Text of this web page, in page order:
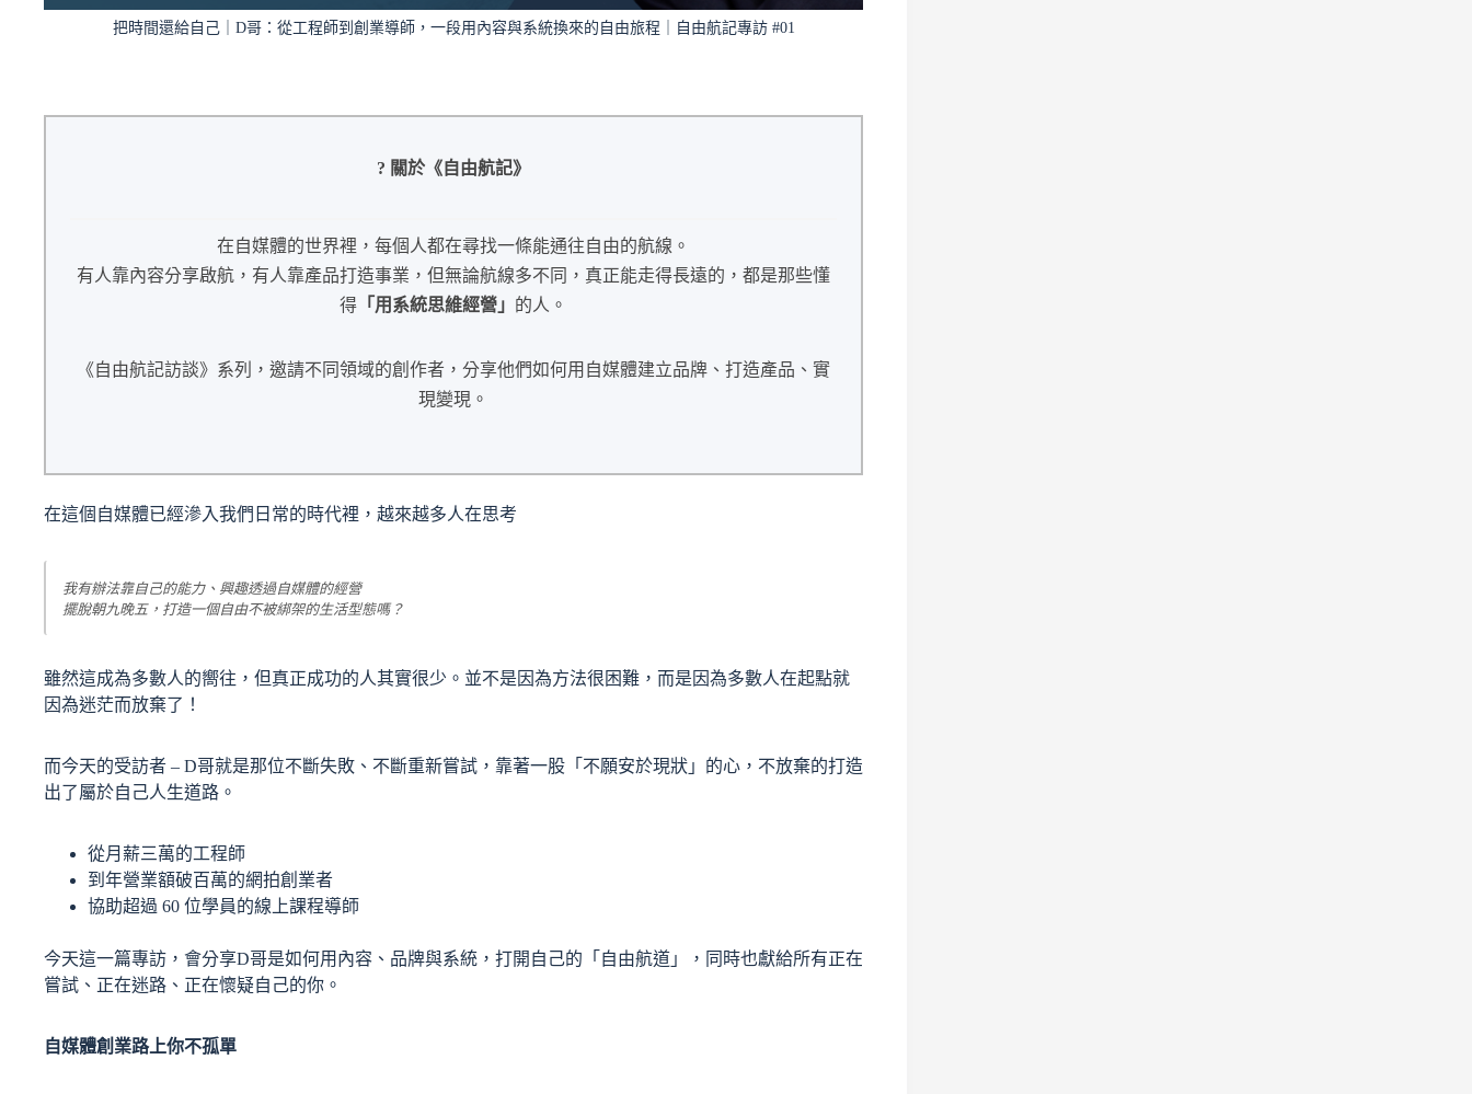
把時間還給自己｜D哥：從工程師到創業導師，一段用內容與系統換來的自由旅程｜自由航記專訪 #01
? 關於《自由航記》
在自媒體的世界裡，每個人都在尋找一條能通往自由的航線。
有人靠內容分享啟航，有人靠產品打造事業，但無論航線多不同，真正能走得長遠的，都是那些懂
得 「用系統思維經營」 的人。
《自由航記訪談》系列，邀請不同領域的創作者，分享他們如何用自媒體建立品牌、打造產品、實
現變現。
在這個自媒體已經滲入我們日常的時代裡，越來越多人在思考
我有辦法靠自己的能力、興趣透過自媒體的經營
擺脫朝九晚五，打造一個自由不被綁架的生活型態嗎？
雖然這成為多數人的嚮往，但真正成功的人其實很少。並不是因為方法很困難，而是因為多數人在起點就
因為迷茫而放棄了！
而今天的受訪者 – D哥就是那位不斷失敗、不斷重新嘗試，靠著一股「不願安於現狀」的心，不放棄的打造
出了屬於自己人生道路。
從月薪三萬的工程師
到年營業額破百萬的網拍創業者
協助超過 60 位學員的線上課程導師
今天這一篇專訪，會分享D哥是如何用內容、品牌與系統，打開自己的「自由航道」，同時也獻給所有正在
嘗試、正在迷路、正在懷疑自己的你。
自媒體創業路上你不孤單